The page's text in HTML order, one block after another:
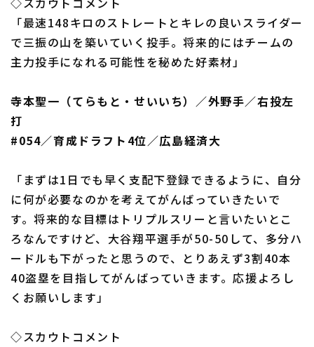
「最速148キロのストレートとキレの良いスライダー
で三振の山を築いていく投手。将来的にはチームの
主力投手になれる可能性を秘めた好素材」
寺本聖一（てらもと・せいいち）／外野手／右投左
打
#054／育成ドラフト4位／広島経済大
「まずは1日でも早く支配下登録できるように、自分
に何が必要なのかを考えてがんばっていきたいで
す。将来的な目標はトリプルスリーと言いたいとこ
ろなんですけど、大谷翔平選手が50-50して、多分ハ
ードルも下がったと思うので、とりあえず3割40本
40盗塁を目指してがんばっていきます。応援よろし
くお願いします」
◇スカウトコメント